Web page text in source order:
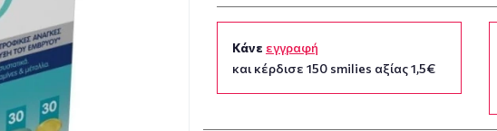
Κάνε εγγραφή
και κέρδισε 150 smilies αξίας 1,5€